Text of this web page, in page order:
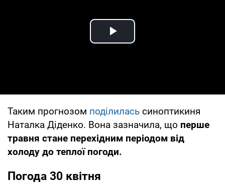
Play Video
Таким прогнозом поділилась синоптикиня
Наталка Діденко. Вона зазначила, що перше
травня стане перехідним періодом від
холоду до теплої погоди.
Погода 30 квітня